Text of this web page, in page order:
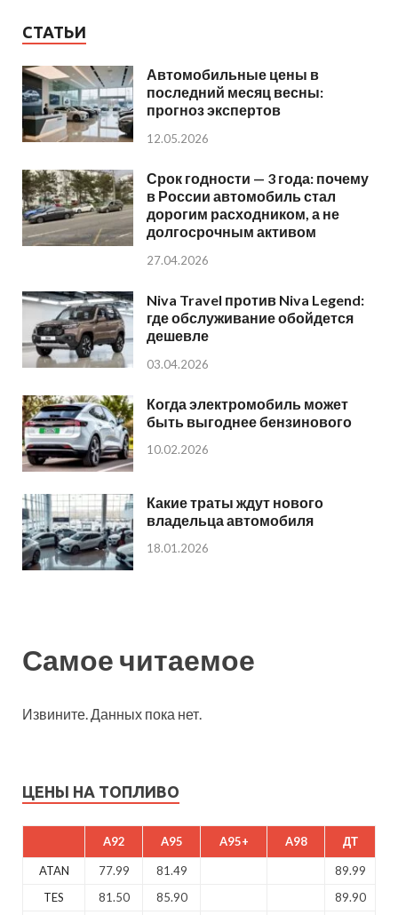
СТАТЬИ
Автомобильные цены в
последний месяц весны:
прогноз экспертов
12.05.2026
Срок годности — 3 года: почему
в России автомобиль стал
дорогим расходником, а не
долгосрочным активом
27.04.2026
Niva Travel против Niva Legend:
где обслуживание обойдется
дешевле
03.04.2026
Когда электромобиль может
быть выгоднее бензинового
10.02.2026
Какие траты ждут нового
владельца автомобиля
18.01.2026
Самое читаемое
Извините. Данных пока нет.
ЦЕНЫ НА ТОПЛИВО
A92 A95 A95+ A98 ДТ
ATAN 77.99 81.49
89.99
TES
81.50 85.90
89.90